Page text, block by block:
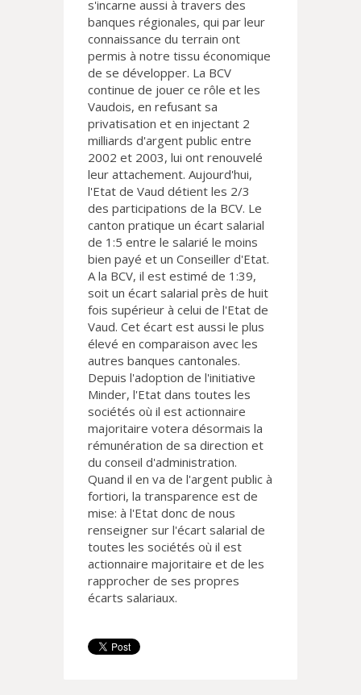
s'incarne aussi à travers des
banques régionales, qui par leur
connaissance du terrain ont
permis à notre tissu économique
de se développer. La BCV
continue de jouer ce rôle et les
Vaudois, en refusant sa
privatisation et en injectant 2
milliards d'argent public entre
2002 et 2003, lui ont renouvelé
leur attachement. Aujourd'hui,
l'Etat de Vaud détient les 2/3
des participations de la BCV. Le
canton pratique un écart salarial
de 1:5 entre le salarié le moins
bien payé et un Conseiller d'Etat.
A la BCV, il est estimé de 1:39,
soit un écart salarial près de huit
fois supérieur à celui de l'Etat de
Vaud. Cet écart est aussi le plus
élevé en comparaison avec les
autres banques cantonales.
Depuis l'adoption de l'initiative
Minder, l'Etat dans toutes les
sociétés où il est actionnaire
majoritaire votera désormais la
rémunération de sa direction et
du conseil d'administration.
Quand il en va de l'argent public à
fortiori, la transparence est de
mise: à l'Etat donc de nous
renseigner sur l'écart salarial de
toutes les sociétés où il est
actionnaire majoritaire et de les
rapprocher de ses propres
écarts salariaux.